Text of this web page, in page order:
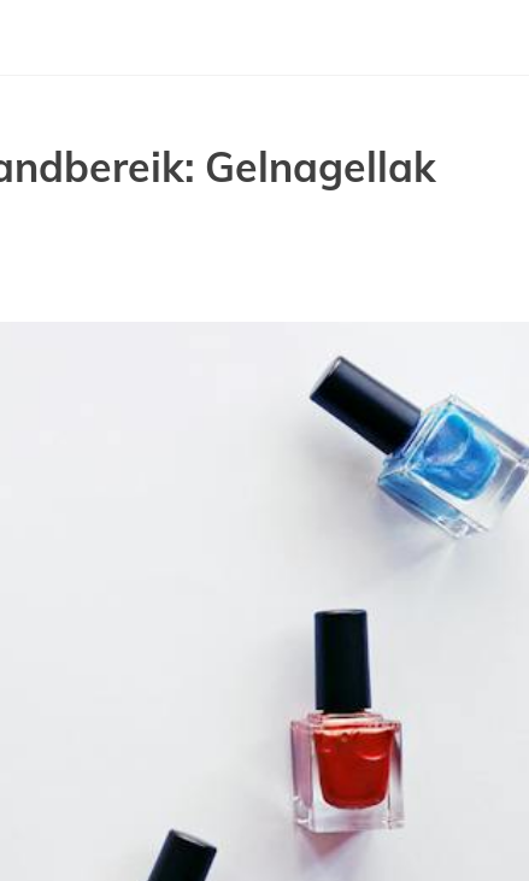
Gelnagellak